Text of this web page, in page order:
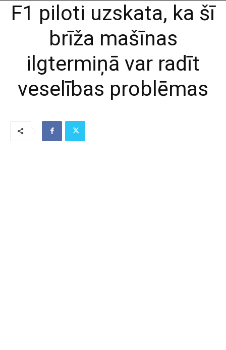
F1 piloti uzskata, ka šī
brīža mašīnas
ilgtermiņā var radīt
veselības problēmas